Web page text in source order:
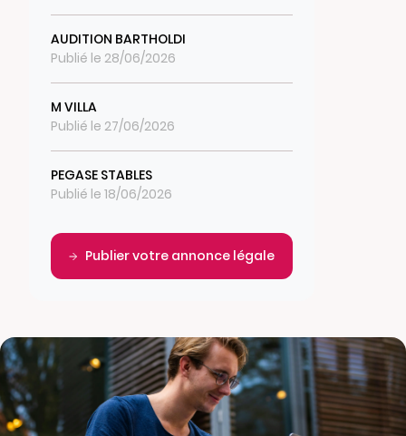
AUDITION BARTHOLDI
Publié le 28/06/2026
M VILLA
Publié le 27/06/2026
PEGASE STABLES
Publié le 18/06/2026
Publier votre annonce légale